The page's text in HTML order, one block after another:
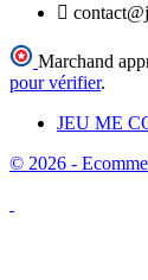

Marchand
pour vérifier.
JEU ME
© 2026 -